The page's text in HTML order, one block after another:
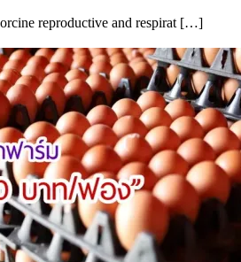
reproductive and respirat […]